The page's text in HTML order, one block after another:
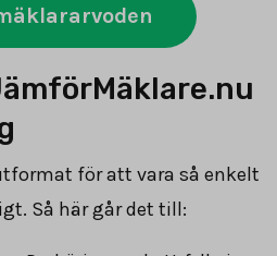
för att vara så enkelt
Så här går det till: